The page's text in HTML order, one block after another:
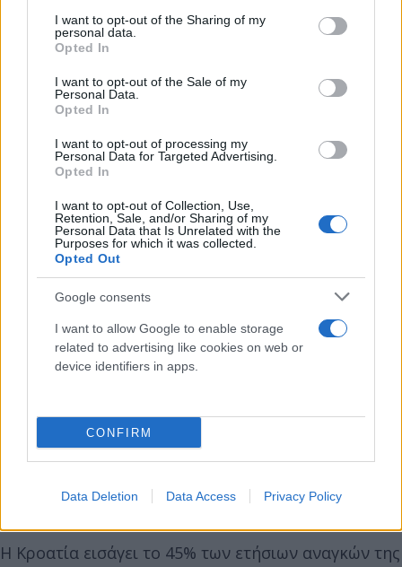
not limited to your visit or usage behaviour. You may click to
grant or deny consent to Google and its third-party tags to
use your data for below specified purposes in below Google
consent section.
I want to opt-out of the Sharing of my
personal data.
Opted In
I want to opt-out of the Sale of my
Personal Data.
Opted In
I want to opt-out of processing my
Personal Data for Targeted Advertising.
Opted In
I want to opt-out of Collection, Use,
Retention, Sale, and/or Sharing of my
Personal Data that Is Unrelated with the
Purposes for which it was collected.
Opted Out
Google consents
I want to allow Google to enable storage
related to advertising like cookies on web or
device identifiers in apps.
CONFIRM
Data Deletion Data Access Privacy Policy
«Η εξοικονόμηση ενέργειας ενισχύει την
ανθεκτικότητά μας και μας επιτρέπει να
βοηθήσουμε εκείνους που το χρειάζονται
περισσότερο», είπε ο Πλένκοβιτς.
Για τα σχολεία, τα μουσεία, τα νοσοκομεία και
άλλους δημόσιους θεσμούς, η ανώτατη τιμή θα
είναι τα 62 ευρώ τη μεγαβατώρα. Για τις εταιρίες, οι
τιμές θα ποικίλλουν από 180 έως 230 ευρώ τη
Η κυβέρνηση στο Ζάγκρεμπ είχε ήδη αποφασίσει
1η Απριλίου.
Η Κροατία εισάγει το 45% των ετήσιων αναγκών της